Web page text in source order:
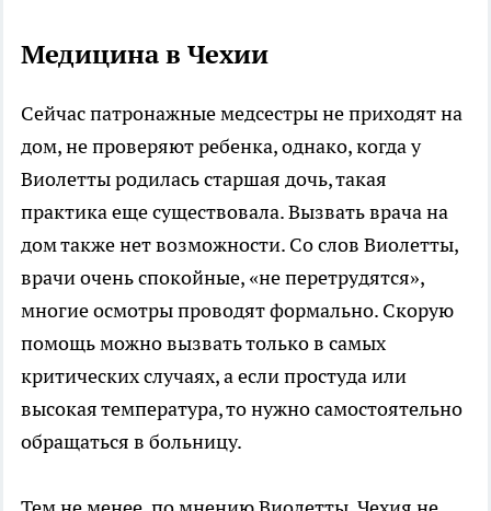
Медицина в Чехии
Сейчас патронажные медсестры не приходят на
дом, не проверяют ребенка, однако, когда у
Виолетты родилась старшая дочь, такая
практика еще существовала. Вызвать врача на
дом также нет возможности. Со слов Виолетты,
врачи очень спокойные, «не перетрудятся»,
многие осмотры проводят формально. Скорую
помощь можно вызвать только в самых
критических случаях, а если простуда или
высокая температура, то нужно самостоятельно
обращаться в больницу.